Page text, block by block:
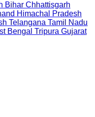
Bihar Chhattisgarh
Himachal Pradesh
Telangana Tamil Nadu
Bengal Tripura Gujarat